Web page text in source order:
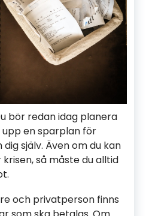
bör redan idag planera
en sparplan för
själv. Även om du kan
så måste du alltid
och privatperson finns